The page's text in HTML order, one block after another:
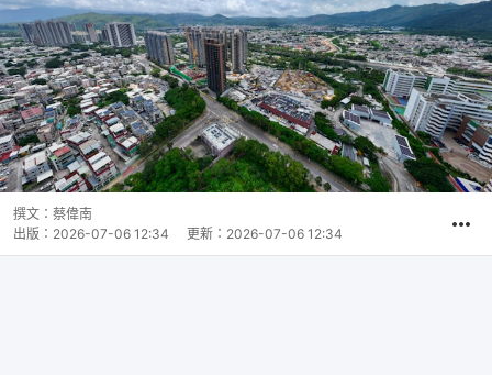
撰文： 蔡偉南
出版： 2026-07-06 12:34 更新： 2026-07-06 12:34